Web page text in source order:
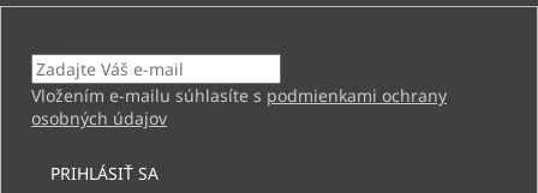
Vložením e-mailu súhlasíte s podmienkami ochrany
osobných údajov
PRIHLÁSIŤ SA